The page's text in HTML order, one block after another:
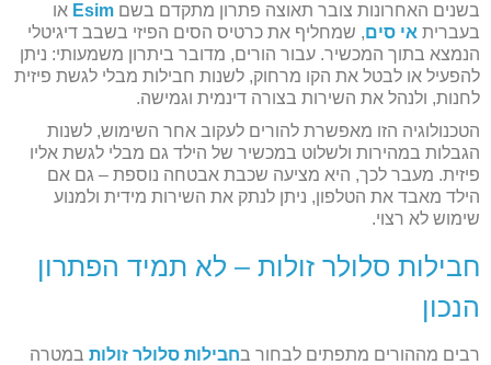
בשנים האחרונות צובר תאוצה פתרון מתקדם בשם Esim או
בעברית אי סים, שמחליף את כרטיס הסים הפיזי בשבב דיגיטלי
הנמצא בתוך המכשיר. עבור הורים, מדובר ביתרון משמעותי: ניתן
להפעיל או לבטל את הקו מרחוק, לשנות חבילות מבלי לגשת פיזית
לחנות, ולנהל את השירות בצורה דינמית וגמישה.
הטכנולוגיה הזו מאפשרת להורים לעקוב אחר השימוש, לשנות
הגבלות במהירות ולשלוט במכשיר של הילד גם מבלי לגשת אליו
פיזית. מעבר לכך, היא מציעה שכבת אבטחה נוספת – גם אם
הילד מאבד את הטלפון, ניתן לנתק את השירות מידית ולמנוע
שימוש לא רצוי.
חבילות סלולר זולות – לא תמיד הפתרון
הנכון
רבים מההורים מתפתים לבחור בחבילות סלולר זולות במטרה